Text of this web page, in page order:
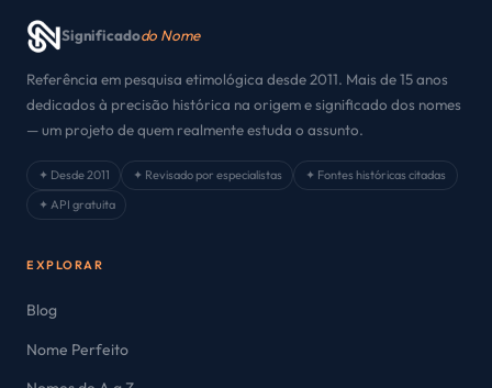
Significadodo Nome
Referência em pesquisa etimológica desde 2011. Mais de 15 anos
dedicados à precisão histórica na origem e significado dos nomes
— um projeto de quem realmente estuda o assunto.
✦ Desde 2011 ✦ Revisado por especialistas
✦ Fontes históricas citadas
✦ API gratuita
EXPLORAR
Blog
Nome Perfeito